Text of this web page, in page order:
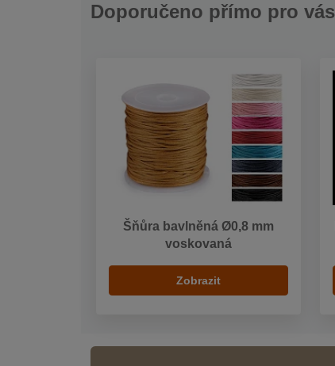
Doporučeno přímo pro vás
Šňůra bavlněná Ø0,8 mm
voskovaná
Zobrazit